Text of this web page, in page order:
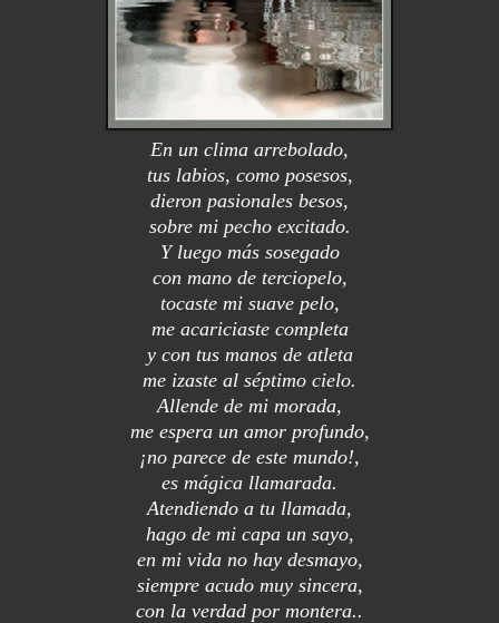
En un clima arrebolado,
tus labios, como posesos,
dieron pasionales besos,
sobre mi pecho excitado.
Y luego más sosegado
con mano de terciopelo,
tocaste mi suave pelo,
me acariciaste completa
y con tus manos de atleta
me izaste al séptimo cielo.
Allende de mi morada,
me espera un amor profundo,
¡no parece de este mundo!,
es mágica llamarada.
Atendiendo a tu llamada,
hago de mi capa un sayo,
en mi vida no hay desmayo,
siempre acudo muy sincera,
con la verdad por montera..